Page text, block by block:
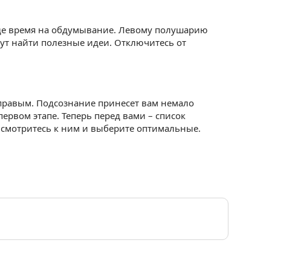
время на обдумывание. Левому полушарию
найти полезные идеи. Отключитесь от
Подсознание принесет вам немало
этапе. Теперь перед вами – список
к ним и выберите оптимальные.